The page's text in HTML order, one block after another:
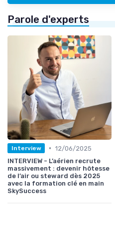
Parole d'experts
Interview • 12/06/2025
INTERVIEW - L’aérien recrute
massivement : devenir hôtesse
de l’air ou steward dès 2025
avec la formation clé en main
SkySuccess